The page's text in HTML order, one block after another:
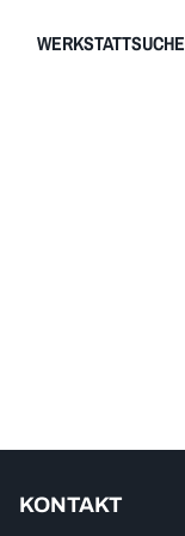
WERKSTATTSUCHE
KONTAKT